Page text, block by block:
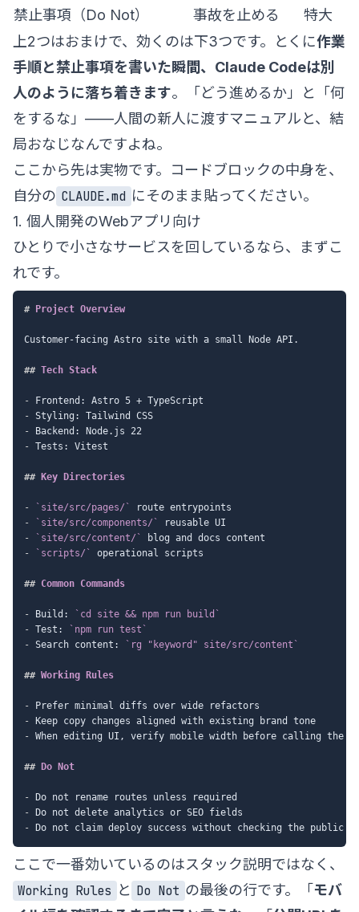
禁止事項（Do Not） 事故を止める
特大
上2つはおまけで、効くのは下3つです。とくに作業
手順と禁止事項を書いた瞬間、Claude Codeは別
人のように落ち着きます。「どう進めるか」と「何
をするな」——人間の新人に渡すマニュアルと、結
局おなじなんですよね。
ここから先は実物です。コードブロックの中身を、
自分の CLAUDE.md にそのまま貼ってください。
1. 個人開発のWebアプリ向け
ひとりで小さなサービスを回しているなら、まずこ
れです。
# Project Overview
Customer-facing Astro site with a small Node API.
## Tech Stack
-
-
-
- Tests: Vitest
## Key Directories
- `site/src/pages/`
-
`site/src/components/`
-
`site/src/content/`
-
`scripts/` operational scripts
## Common Commands
- Build:
`cd site && npm run build`
- Test:
`npm run test`
- Search content: `rg "keyword" site/src/content`
## Working Rules
-
-
- When editing UI, verify mobile width before calling the
## Do Not
-
-
-
ここで一番効いているのはスタック説明ではなく、
Working Rules と Do Not の最後の行です。「 モバ